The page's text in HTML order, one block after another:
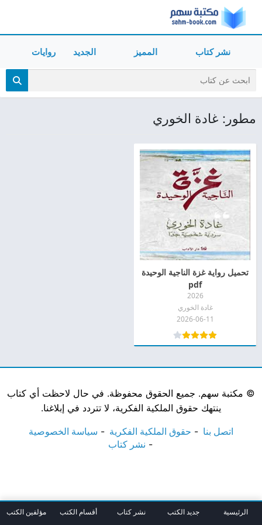
نشر كتاب المميز الجديد روايات
مطور: غادة الخوري
تحميل رواية غزة الناجية الوحيدة
pdf
2026
غادة الخوري
2026-06-11
© مكتبة سهم. جميع الحقوق محفوظة. في حال لاحظت أي كتاب
ينتهك حقوق الملكية الفكرية، لا تتردد في إبلاغنا.
اتصل بنا حقوق الملكية الفكرية
سياسة الخصوصية
نشر كتاب
الرئيسية جديد الكتب نشر كتاب أقسام الكتب مؤلفين الكتب